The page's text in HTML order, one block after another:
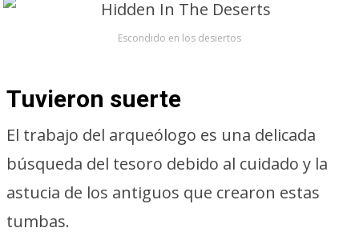
Escondido en los desiertos
Tuvieron suerte
El trabajo del arqueólogo es una delicada
búsqueda del tesoro debido al cuidado y la
astucia de los antiguos que crearon estas
tumbas.